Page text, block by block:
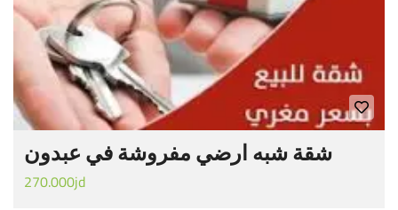
شقة شبه ارضي مفروشة في عبدون
270.000jd